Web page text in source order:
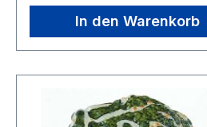
In den Warenkorb